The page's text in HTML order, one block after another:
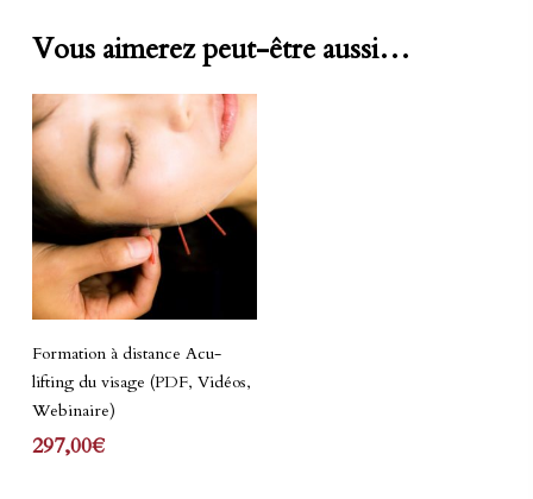
Vous aimerez peut-être aussi…
Lire La Suite
Formation à distance Acu-
lifting du visage (PDF, Vidéos,
Webinaire)
297,00€